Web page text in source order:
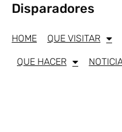
Disparadores
HOME QUE VISITAR
QUE HACER